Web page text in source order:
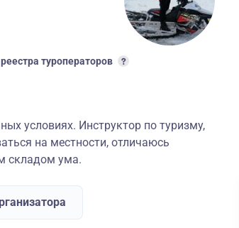
туроператоров
условиях. Инструктор по туризму,
на местности, отличаюсь
складом ума.